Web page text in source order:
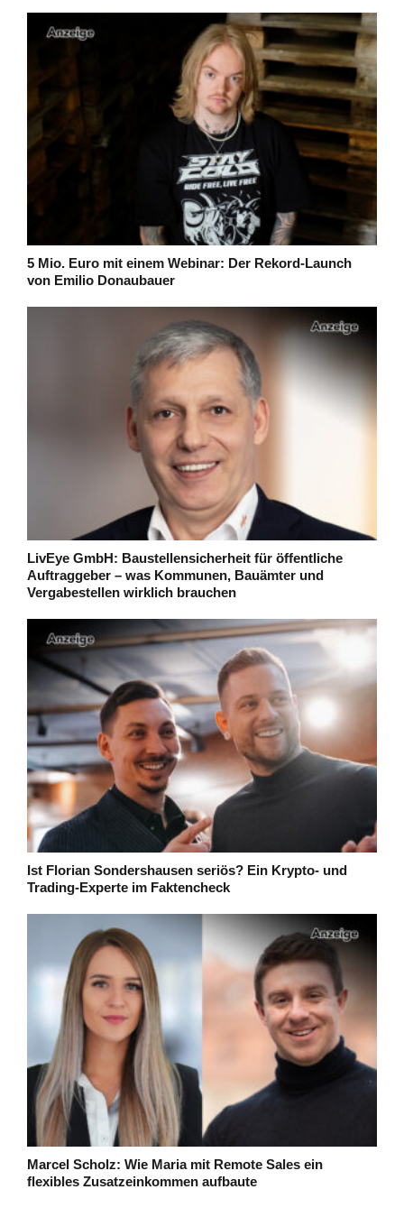
5 Mio. Euro mit einem Webinar: Der Rekord-Launch
von Emilio Donaubauer
LivEye GmbH: Baustellensicherheit für öffentliche
Auftraggeber – was Kommunen, Bauämter und
Vergabestellen wirklich brauchen
Ist Florian Sondershausen seriös? Ein Krypto- und
Trading-Experte im Faktencheck
Marcel Scholz: Wie Maria mit Remote Sales ein
flexibles Zusatzeinkommen aufbaute